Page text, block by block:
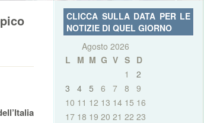
CLICCA SULLA DATA PER LE
NOTIZIE DI QUEL GIORNO
Agosto 2026
L
M M G V S D
1
2
3
4 5 6 7 8
9
10 11 12 13 14 15 16
17 18 19 20 21 22 23